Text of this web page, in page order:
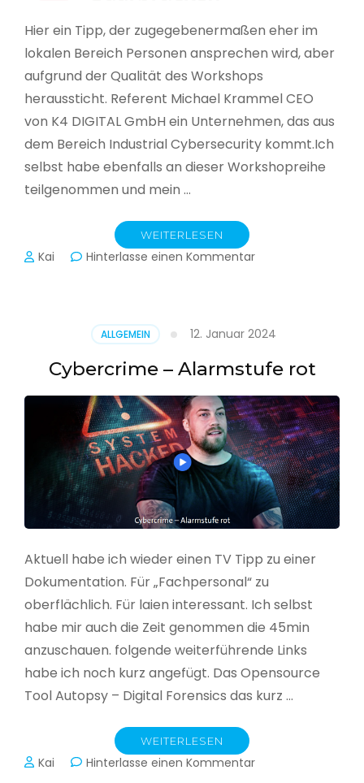
Hier ein Tipp, der zugegebenermaßen eher im
lokalen Bereich Personen ansprechen wird, aber
aufgrund der Qualität des Workshops
heraussticht. Referent Michael Krammel CEO
von K4 DIGITAL GmbH ein Unternehmen, das aus
dem Bereich Industrial Cybersecurity kommt.Ich
selbst habe ebenfalls an dieser Workshopreihe
teilgenommen und mein …
WEITERLESEN
Kai Hinterlasse einen Kommentarzu
Produktion
ALLGEMEIN 12. Januar 2024
Cybercrime – Alarmstufe rot
Aktuell habe ich wieder einen TV Tipp zu einer
Dokumentation. Für „Fachpersonal“ zu
oberflächlich. Für laien interessant. Ich selbst
habe mir auch die Zeit genommen die 45min
anzuschauen. folgende weiterführende Links
habe ich noch kurz angefügt. Das Opensource
Tool Autopsy – Digital Forensics das kurz …
WEITERLESEN
Kai Hinterlasse einen Kommentarzu